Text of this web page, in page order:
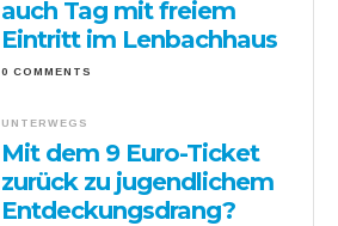
auch Tag mit freiem
Eintritt im Lenbachhaus
0 COMMENTS
UNTERWEGS
Mit dem 9 Euro-Ticket
zurück zu jugendlichem
Entdeckungsdrang?